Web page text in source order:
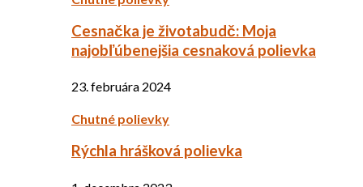
Cesnačka je životabudč: Moja
najobľúbenejšia cesnaková polievka
23. februára 2024
Chutné polievky
Rýchla hrášková polievka